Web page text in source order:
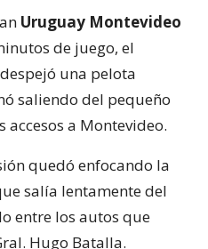
Uruguay Montevideo
de juego, el
despejó una pelota
saliendo del pequeño
a Montevideo.
quedó enfocando la
salía lentamente del
entre los autos que
Hugo Batalla.